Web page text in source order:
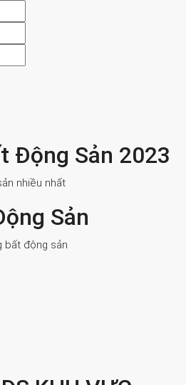
Động Sản 2023
nhiều nhất
Sản
bất động sản